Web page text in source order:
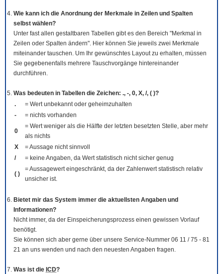
Wie kann ich die Anordnung der Merkmale in Zeilen und Spalten
selbst wählen?
Unter fast allen gestaltbaren Tabellen gibt es den Bereich "Merkmal in
Zeilen oder Spalten ändern". Hier können Sie jeweils zwei Merkmale
miteinander tauschen. Um Ihr gewünschtes Layout zu erhalten, müssen
Sie gegebenenfalls mehrere Tauschvorgänge hintereinander
durchführen.
Was bedeuten in Tabellen die Zeichen: ., -, 0, X, /, ( )?
.
= Wert unbekannt oder geheimzuhalten
-
= nichts vorhanden
0
= Wert weniger als die Hälfte der letzten besetzten Stelle, aber mehr
als nichts
X
= Aussage nicht sinnvoll
/
= keine Angaben, da Wert statistisch nicht sicher genug
( )
= Aussagewert eingeschränkt, da der Zahlenwert statistisch relativ
unsicher ist.
Bietet mir das System immer die aktuellsten Angaben und
Informationen?
Nicht immer, da der Einspeicherungsprozess einen gewissen Vorlauf
benötigt.
Sie können sich aber gerne über unsere Service-Nummer 06 11 / 75 - 81
21 an uns wenden und nach den neuesten Angaben fragen.
Was ist die ICD?